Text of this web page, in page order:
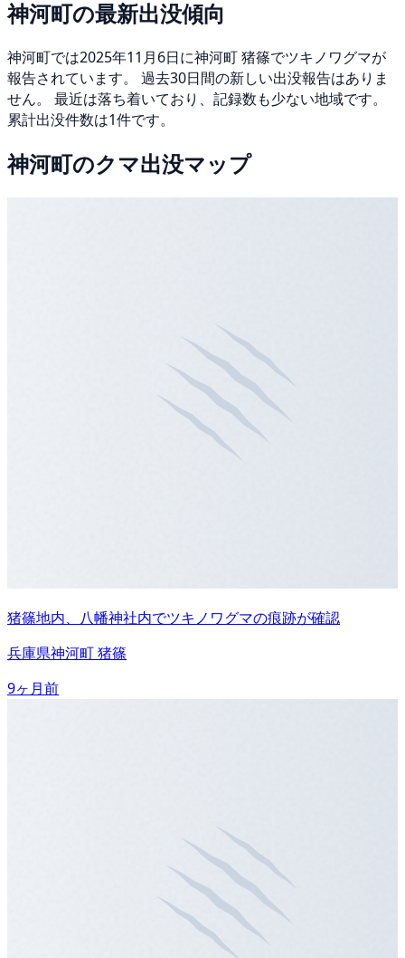
神河町の最新出没傾向
神河町では2025年11月6日に神河町 猪篠でツキノワグマが
報告されています。 過去30日間の新しい出没報告はありま
せん。 最近は落ち着いており、記録数も少ない地域です。
累計出没件数は1件です。
神河町のクマ出没マップ
猪篠地内、八幡神社内でツキノワグマの痕跡が確認
兵庫県神河町 猪篠
9ヶ月前